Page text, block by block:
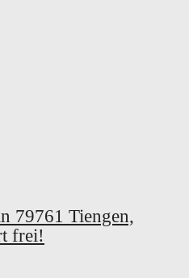
79761 Tiengen,
frei!